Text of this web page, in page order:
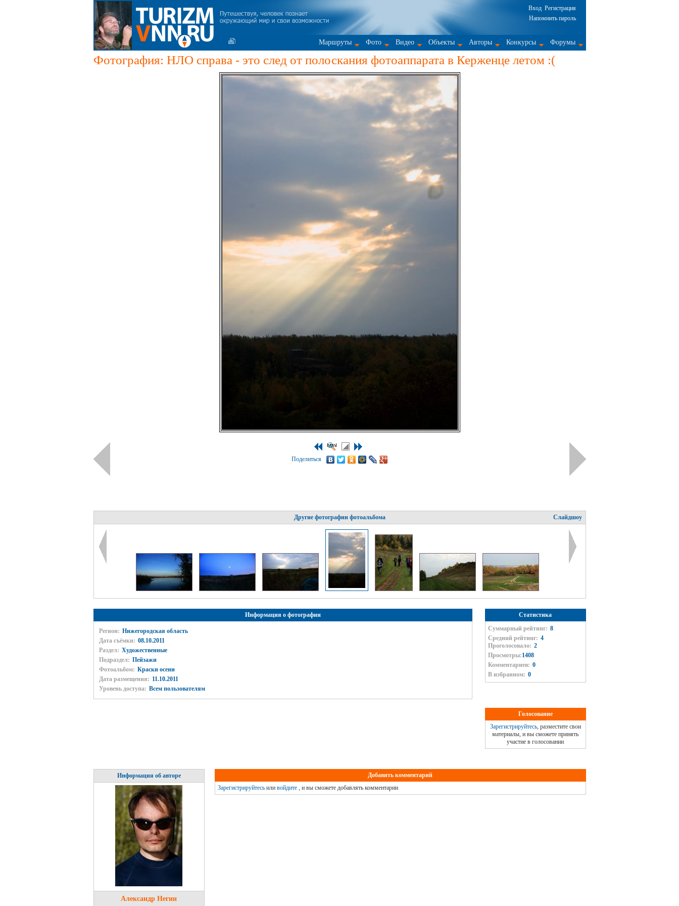
Вход Регистрация
Напомнить пароль
Маршруты Фото Видео Объекты Авторы Конкурсы Форумы
Фотография: НЛО справа - это след от полоскания фотоаппарата в Керженце летом :(
Поделиться
Другие фотографии фотоальбома Слайдшоу
Информация о фотографии
Регион: Нижегородская область
Дата съёмки: 08.10.2011
Раздел: Художественные
Подраздел: Пейзажи
Фотоальбом: Краски осени
Дата размещения: 11.10.2011
Уровень доступа: Всем пользователям
Статистика
Суммарный рейтинг: 8
Средний рейтинг: 4
Проголосовало: 2
Просмотры:1408
Комментариев: 0
В избранном: 0
Голосование
Зарегистрируйтесь, разместите свои
материалы, и вы сможете принять
участие в голосовании
Информация об авторе
Александр Негин
Добавить комментарий
Зарегистрируйтесьили войдите, и вы сможете добавлять комментарии